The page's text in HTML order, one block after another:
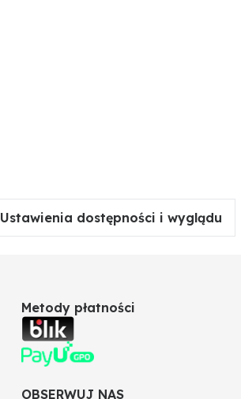
Ustawienia dostępności i wyglądu
Metody płatności
OBSERWUJ NAS